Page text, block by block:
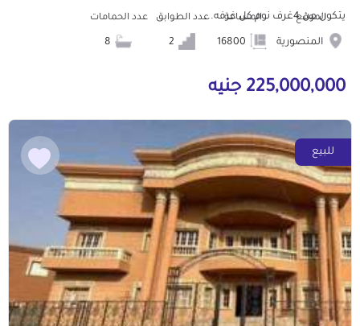
يتكون من 4غرف نوم كل غرفه...
الموقع
المنصورية
المساحة عدد الطوابق عدد الحمامات
225,000,000 جنيه
للبيع